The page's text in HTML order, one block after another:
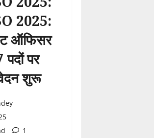
2025:
ऑफिसर
पर
शुरू
1